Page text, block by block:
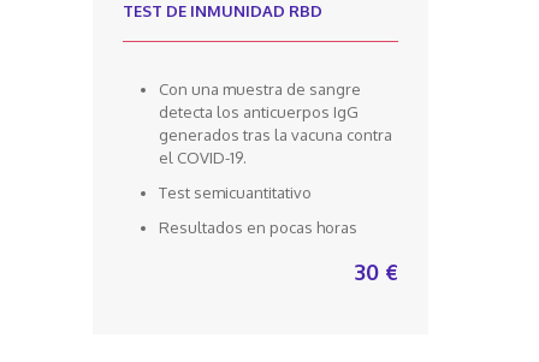
TEST DE INMUNIDAD RBD
Con una muestra de sangre
detecta los anticuerpos IgG
generados tras la vacuna contra
el COVID-19.
Test semicuantitativo
Resultados en pocas horas
30 €